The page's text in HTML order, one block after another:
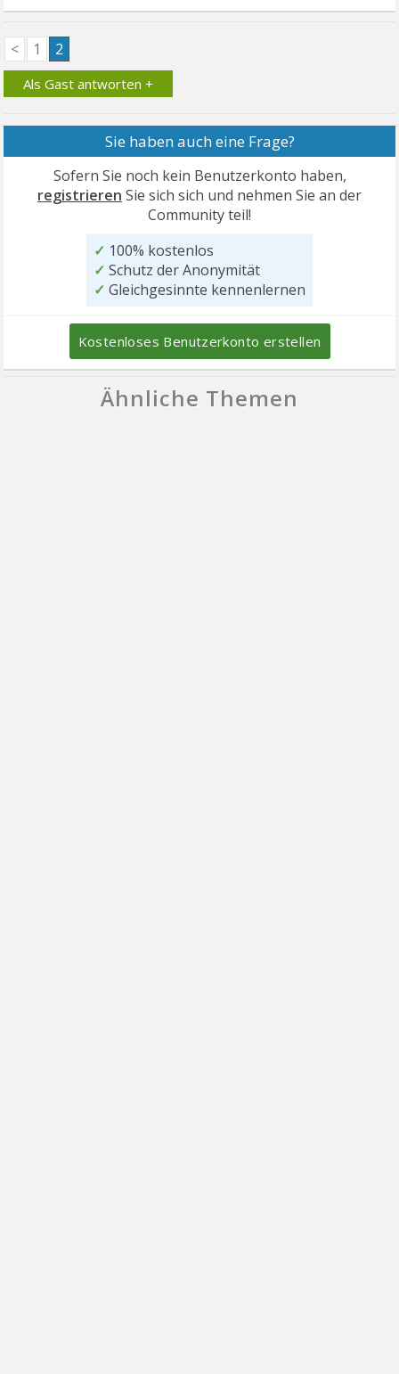
< 1 2
Als Gast antworten +
Sie haben auch eine Frage?
Sofern Sie noch kein Benutzerkonto haben,
registrieren Sie sich sich und nehmen Sie an der
Community teil!
✓ 100% kostenlos
✓ Schutz der Anonymität
✓ Gleichgesinnte kennenlernen
Kostenloses Benutzerkonto erstellen
Ähnliche Themen